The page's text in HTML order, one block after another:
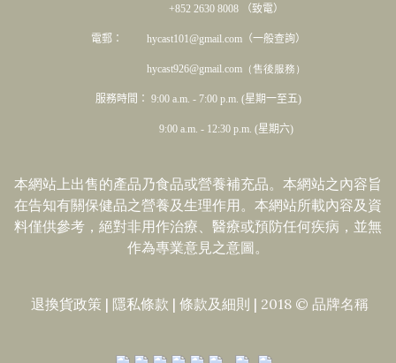
+852 2630 8008 （致電）
電郵： hycast101@gmail.com（一般查詢）
hycast926@gmail.com（售後服務）
服務時間： 9:00 a.m. - 7:00 p.m. (星期一至五)
9:00 a.m. - 12:30 p.m. (星期六)
本網站上出售的產品乃食品或營養補充品。本網站之內容旨
在告知有關保健品之營養及生理作用。本網站所載內容及資
料僅供參考，絕對非用作治療、醫療或預防任何疾病，並無
作為專業意見之意圖。
退換貨政策 | 隱私條款 |​ 條款及細則 | 2018 © 品牌名稱